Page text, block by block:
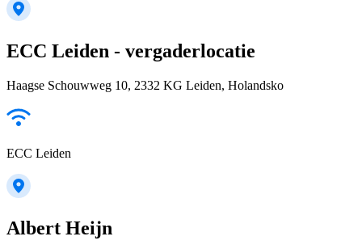
ECC Leiden - vergaderlocatie
Haagse Schouwweg 10, 2332 KG Leiden, Holandsko
ECC Leiden
Albert Heijn